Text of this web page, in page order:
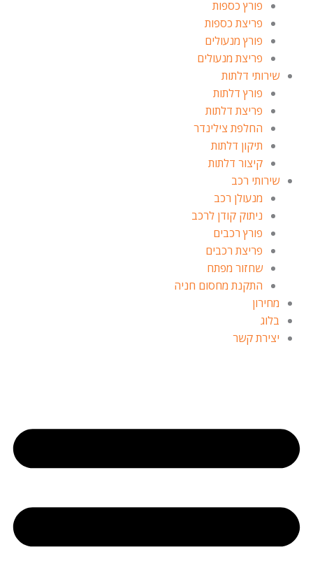
פורץ כספות
פריצת כספות
פורץ מנעולים
פריצת מנעולים
שירותי דלתות
פורץ דלתות
פריצת דלתות
החלפת צילינדר
תיקון דלתות
קיצור דלתות
שירותי רכב
מנעולן רכב
ניתוק קודן לרכב
פורץ רכבים
פריצת רכבים
שחזור מפתח
התקנת מחסום חניה
מחירון
בלוג
יצירת קשר